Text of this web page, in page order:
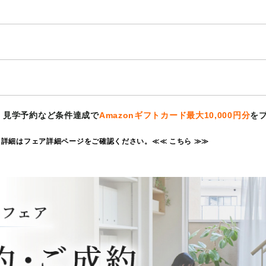
学予約など条件達成でAmazonギフトカード最大10,000円分を
細はフェア詳細ページをご確認ください。≪≪ こちら ≫≫